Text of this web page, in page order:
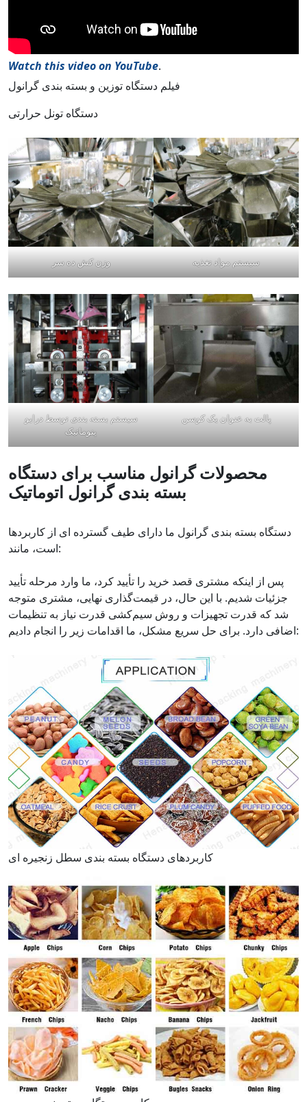
Watch this video on YouTube.
فیلم دستگاه توزین و بسته بندی گرانول
دستگاه تونل حرارتی
وزن کش ده سر سیستم مواد تغذیه
سیستم بسته بندی توسط درایو
پنوماتیک
پالت به عنوان یک کوسن
محصولات گرانول مناسب برای دستگاه
بسته بندی گرانول اتوماتیک
دستگاه بسته بندی گرانول ما دارای طیف گسترده ای از کاربردها
است، مانند:
پس از اینکه مشتری قصد خرید را تأیید کرد، ما وارد مرحله تأیید
جزئیات شدیم. با این حال، در قیمت‌گذاری نهایی، مشتری متوجه
شد که قدرت تجهیزات و روش سیم‌کشی قدرت نیاز به تنظیمات
اضافی دارد. برای حل سریع مشکل، ما اقدامات زیر را انجام دادیم:
کاربردهای دستگاه بسته بندی سطل زنجیره ای